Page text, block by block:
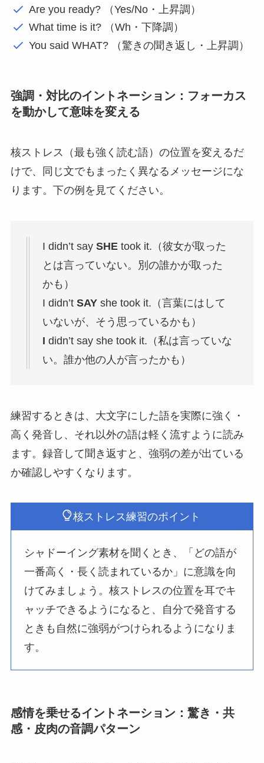
Are you ready? （Yes/No・上昇調）
What time is it? （Wh・下降調）
You said WHAT? （驚きの聞き返し・上昇調）
強調・対比のイントネーション：フォーカス
を動かして意味を変える
核ストレス（最も強く読む語）の位置を変えるだ
けで、同じ文でもまったく異なるメッセージにな
ります。下の例を見てください。
I didn’t say SHEtook it.（彼女が取った
とは言っていない。別の誰かが取った
かも）
I didn’t SAYshe took it.（言葉にはして
いないが、そう思っているかも）
I didn’t say she took it.（私は言っていな
い。誰か他の人が言ったかも）
練習するときは、大文字にした語を実際に強く・
高く発音し、それ以外の語は軽く流すように読み
ます。録音して聞き返すと、強弱の差が出ている
か確認しやすくなります。
核ストレス練習のポイント
シャドーイング素材を聞くとき、「どの語が
一番高く・長く読まれているか」に意識を向
けてみましょう。核ストレスの位置を耳でキ
ャッチできるようになると、自分で発音する
ときも自然に強弱がつけられるようになりま
す。
感情を乗せるイントネーション：驚き・共
感・皮肉の音調パターン